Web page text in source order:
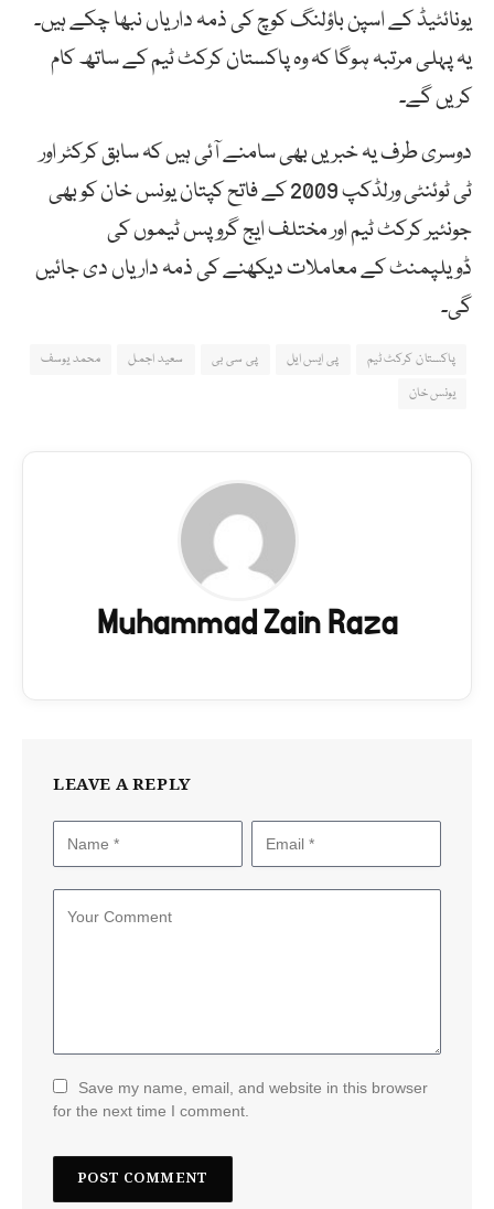
یونائٹیڈ کے اسپن باؤلنگ کوچ کی ذمہ داریاں نبھا چکے ہیں۔
یہ پہلی مرتبہ ہوگا کہ وہ پاکستان کرکٹ ٹیم کے ساتھ کام
کریں گے۔
دوسری طرف یہ خبریں بھی سامنے آئی ہیں کہ سابق کرکٹر اور
ٹی ٹوئنٹی ورلڈکپ 2009 کے فاتح کپتان یونس خان کو بھی
جونئیر کرکٹ ٹیم اور مختلف ایج گروپس ٹیموں کی
ڈویلپمنٹ کے معاملات دیکھنے کی ذمہ داریاں دی جائیں
گی۔
پاکستان کرکٹ ٹیم پی ایس ایل پی سی بی سعید اجمل
محمد یوسف
یونس خان
Muhammad Zain Raza
LEAVE A REPLY
Save my name, email, and website in this browser
for the next time I comment.